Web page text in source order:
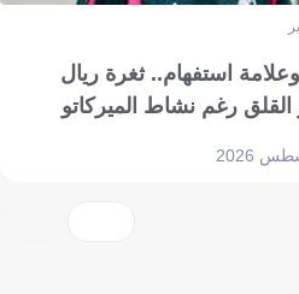
وعلامة استفهام.. ثغرة ريال
القلق رغم نشاط الميركاتو